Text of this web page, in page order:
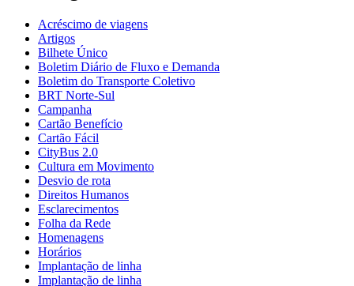
Acréscimo de viagens
Artigos
Bilhete Único
Boletim Diário de Fluxo e Demanda
Boletim do Transporte Coletivo
BRT Norte-Sul
Campanha
Cartão Benefício
Cartão Fácil
CityBus 2.0
Cultura em Movimento
Desvio de rota
Direitos Humanos
Esclarecimentos
Folha da Rede
Homenagens
Horários
Implantação de linha
Implantação de linha